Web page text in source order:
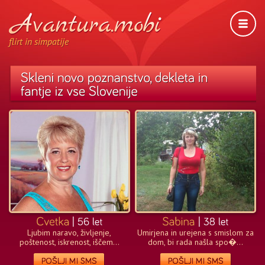
flirt in simpatije
Ljubim naravo, življenje,
poštenost, iskrenost, iščem...
Umirjena in urejena s smislom za
dom, bi rada našla spo�...